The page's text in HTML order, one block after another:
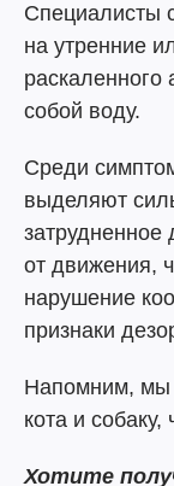
Специалисты
на утренние
раскаленного
собой воду.
Среди
выделяют
затрудненное
от движения,
нарушение
признаки
Напомним, мы
кота и
Хотите